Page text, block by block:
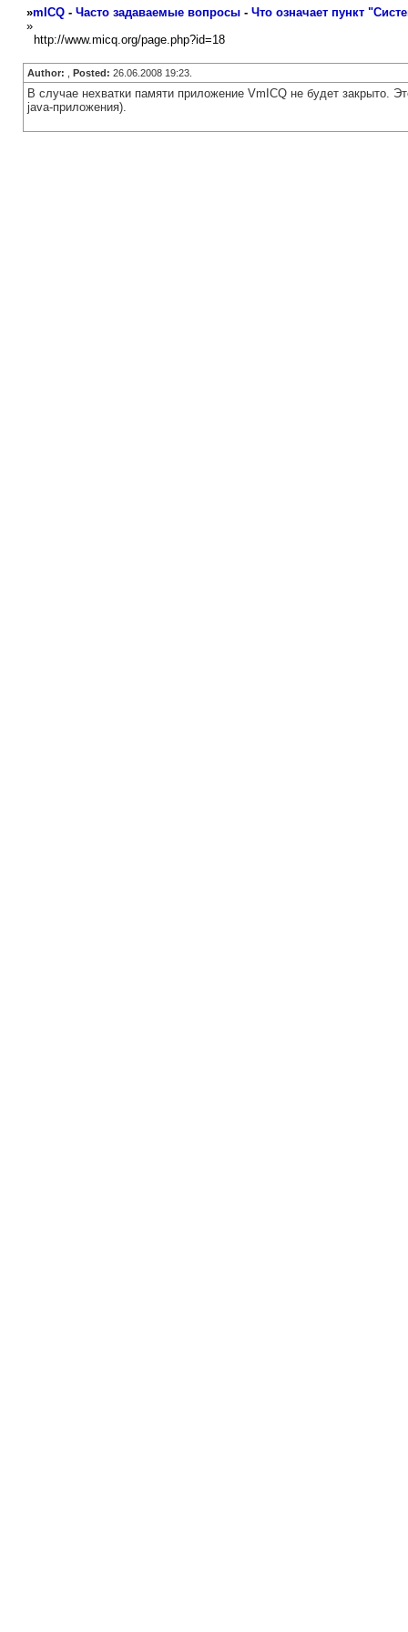
»mICQ- Часто задаваемые вопросы- Что означает пункт
»
http://www.micq.org/page.php?id=18
Author: Posted: 26.06.2008 19:23.
В случае нехватки памяти приложение VmICQ не будет закрыто.
java-приложения).